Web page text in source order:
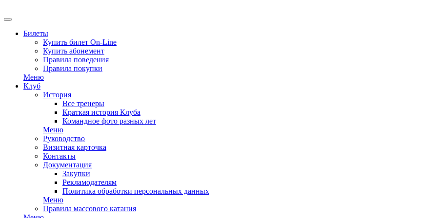
Билеты
Купить билет On-Line
Купить абонемент
Правила поведения
Правила покупки
Меню
Клуб
История
Все тренеры
Краткая история Клуба
Командное фото разных лет
Меню
Руководство
Визитная карточка
Контакты
Документация
Закупки
Рекламодателям
Политика обработки персональных данных
Меню
Правила массового катания